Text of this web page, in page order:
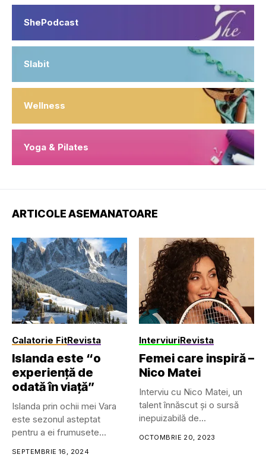
ShePodcast
Slabit
Wellness
Yoga & Pilates
ARTICOLE ASEMANATOARE
Calatorie FitRevista
Islanda este “o
experiență de
odată în viață”
Islanda prin ochii mei Vara
este sezonul asteptat
pentru a ei frumusete...
SEPTEMBRIE 16, 2024
InterviuriRevista
Femei care inspiră –
Nico Matei
Interviu cu Nico Matei, un
talent înnăscut și o sursă
inepuizabilă de...
OCTOMBRIE 20, 2023